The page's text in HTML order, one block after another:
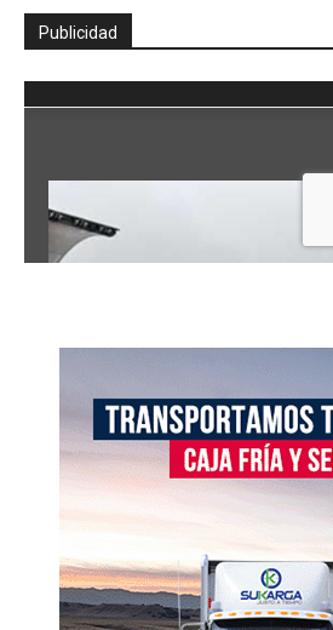
Publicidad